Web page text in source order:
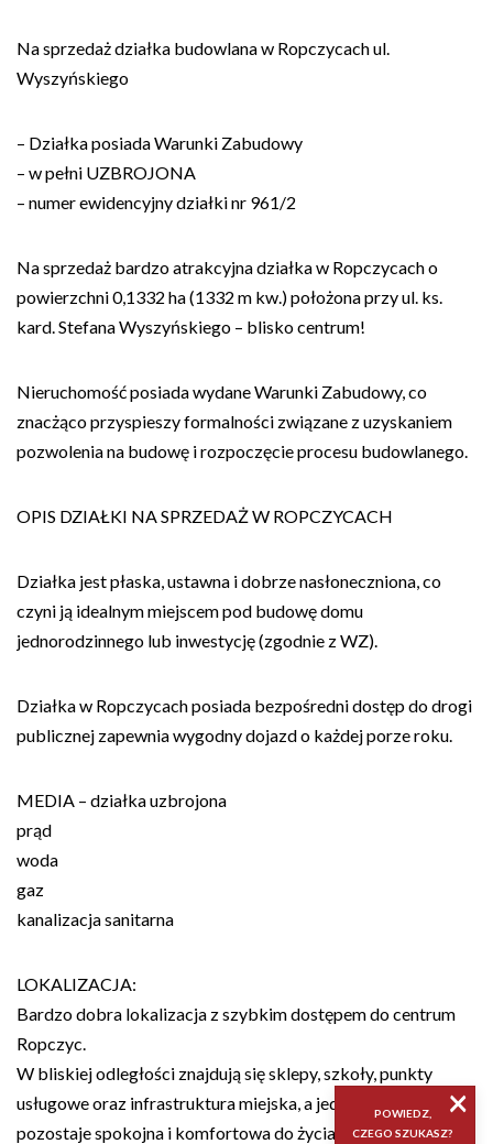
Na sprzedaż działka budowlana w Ropczycach ul.
Wyszyńskiego
– Działka posiada Warunki Zabudowy
– w pełni UZBROJONA
– numer ewidencyjny działki nr 961/2
Na sprzedaż bardzo atrakcyjna działka w Ropczycach o
powierzchni 0,1332 ha (1332 m kw.) położona przy ul. ks.
kard. Stefana Wyszyńskiego – blisko centrum!
Nieruchomość posiada wydane Warunki Zabudowy, co
znacżąco przyspieszy formalności związane z uzyskaniem
pozwolenia na budowę i rozpoczęcie procesu budowlanego.
OPIS DZIAŁKI NA SPRZEDAŻ W ROPCZYCACH
Działka jest płaska, ustawna i dobrze nasłoneczniona, co
czyni ją idealnym miejscem pod budowę domu
jednorodzinnego lub inwestycję (zgodnie z WZ).
Działka w Ropczycach posiada bezpośredni dostęp do drogi
publicznej zapewnia wygodny dojazd o każdej porze roku.
MEDIA – działka uzbrojona
prąd
woda
gaz
kanalizacja sanitarna
LOKALIZACJA:
Bardzo dobra lokalizacja z szybkim dostępem do centrum
Ropczyc.
W bliskiej odległości znajdują się sklepy, szkoły, punkty
usługowe oraz infrastruktura miejska, a jednocześnie okolica
pozostaje spokojna i komfortowa do życia.
×
POWIEDZ,
CZEGO SZUKASZ?